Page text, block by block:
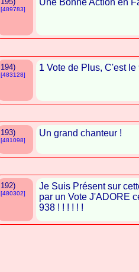
[489783]
Une Bonne Action en
194)
[483128]
1 Vote de Plus, C'est le
193)
[481098]
Un grand chanteur !
192)
[480302]
Je Suis Présent sur
par un Vote J'ADORE
938 ! ! ! ! ! !